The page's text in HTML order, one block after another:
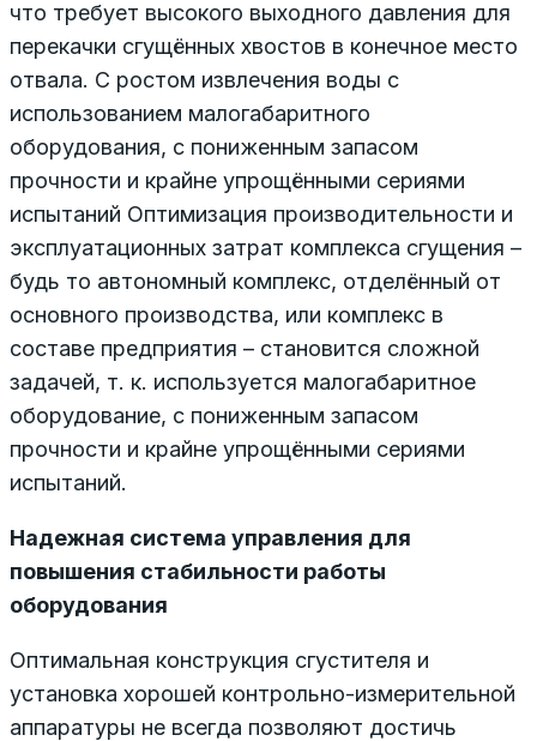
что требует высокого выходного давления для
перекачки сгущённых хвостов в конечное место
отвала. С ростом извлечения воды с
использованием малогабаритного
оборудования, с пониженным запасом
прочности и крайне упрощёнными сериями
испытаний Оптимизация производительности и
эксплуатационных затрат комплекса сгущения –
будь то автономный комплекс, отделённый от
основного производства, или комплекс в
составе предприятия – становится сложной
задачей, т. к. используется малогабаритное
оборудование, с пониженным запасом
прочности и крайне упрощёнными сериями
испытаний.
Надежная система управления для
повышения стабильности работы
оборудования
Оптимальная конструкция сгустителя и
установка хорошей контрольно-измерительной
аппаратуры не всегда позволяют достичь